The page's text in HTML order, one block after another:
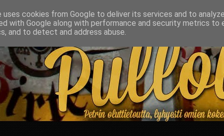
uses cookies from Google to deliver its services and to
with Google along with performance and security metrics to
and to detect and address abuse.